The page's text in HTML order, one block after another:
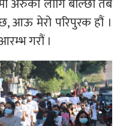
अरुको लागि बोल्छौं तब
आऊ मेरो परिपुरक हौं ।
गरौं ।